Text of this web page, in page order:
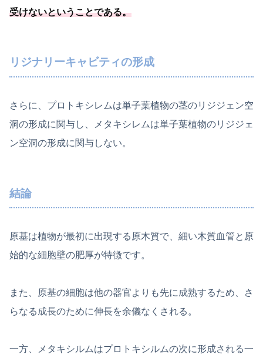
受けないということである。
リジナリーキャビティの形成
さらに、プロトキシレムは単子葉植物の茎のリジジェン空
洞の形成に関与し、メタキシレムは単子葉植物のリジジェ
ン空洞の形成に関与しない。
結論
原基は植物が最初に出現する原木質で、細い木質血管と原
始的な細胞壁の肥厚が特徴です。
また、原基の細胞は他の器官よりも先に成熟するため、さ
らなる成長のために伸長を余儀なくされる。
一方、メタキシルムはプロトキシルムの次に形成される一